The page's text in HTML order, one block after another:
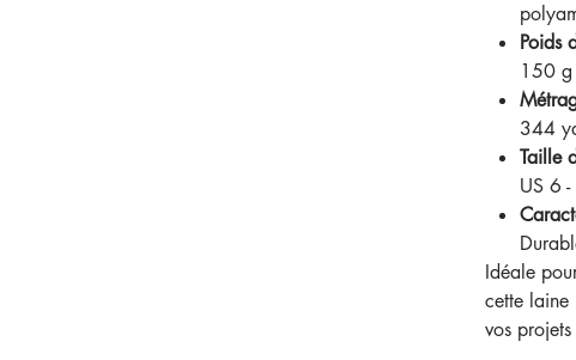
Poids
150 g
344
Taille
US 6
Idéale
cette laine
vos